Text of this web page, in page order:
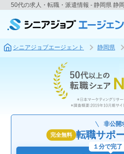
50代の求人・転職・派遣情報 - 静岡県 静
シニアジョブエージェント 静岡県
完全無料
非公開
転職サポ
１分で完了